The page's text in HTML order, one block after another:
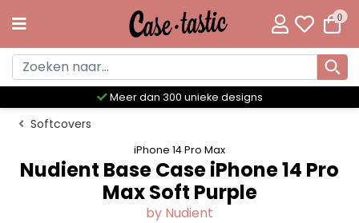
0
Meer dan 300 unieke designs
Softcovers
iPhone 14 Pro Max
Nudient Base Case iPhone 14 Pro
Max Soft Purple
by Nudient